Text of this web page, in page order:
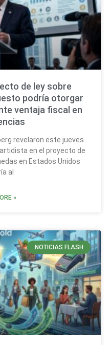
de ley sobre
podría otorgar
ventaja fiscal en
revelaron este jueves
en el proyecto de
en Estados Unidos
al
»
NOTICIAS FLASH